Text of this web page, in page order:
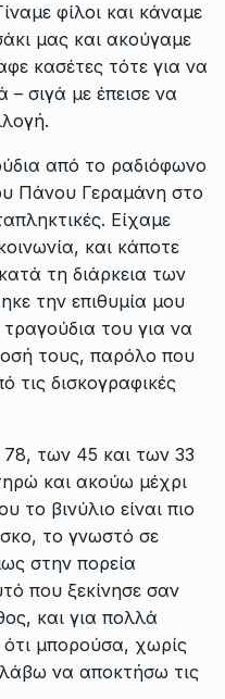
φίλοι και κάναμε
μας και ακούγαμε
κασέτες τότε για να
– σιγά με έπεισε να
από το ραδιόφωνο
Πάνου Γεραμάνη στο
Είχαμε
και κάποτε
τη διάρκεια των
την επιθυμία μου
τραγούδια του για να
τους, παρόλο που
τις δισκογραφικές
των 45 και των 33
και ακούω μέχρι
το βινύλιο είναι πιο
το γνωστό σε
στην πορεία
που ξεκίνησε σαν
και για πολλά
μπορούσα, χωρίς
να αποκτήσω τις